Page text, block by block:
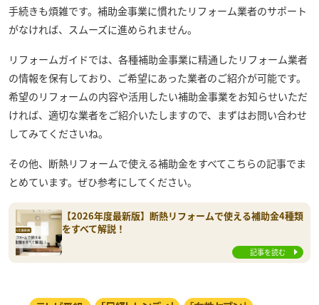
手続きも煩雑です。補助金事業に慣れたリフォーム業者のサポート
がなければ、スムーズに進められません。
リフォームガイドでは、各種補助金事業に精通したリフォーム業者
の情報を保有しており、ご希望にあった業者のご紹介が可能です。
希望のリフォームの内容や活用したい補助金事業をお知らせいただ
ければ、適切な業者をご紹介いたしますので、まずはお問い合わせ
してみてくださいね。
その他、断熱リフォームで使える補助金をすべてこちらの記事でま
とめています。ぜひ参考にしてください。
【2026年度最新版】断熱リフォームで使える補助金4種類
をすべて解説！
記事を読む